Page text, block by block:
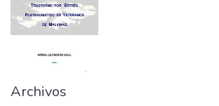
Archivos